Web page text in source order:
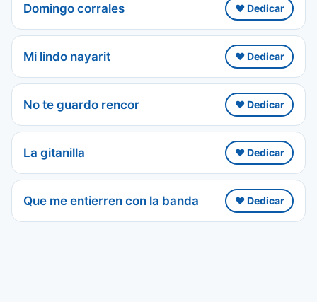
Domingo corrales ❤️ Dedicar
Mi lindo nayarit ❤️ Dedicar
No te guardo rencor ❤️ Dedicar
La gitanilla ❤️ Dedicar
Que me entierren con la banda ❤️ Dedicar